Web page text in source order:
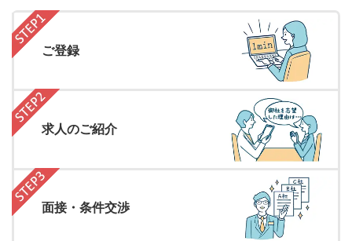
ご登録
求人のご紹介
面接・条件交渉